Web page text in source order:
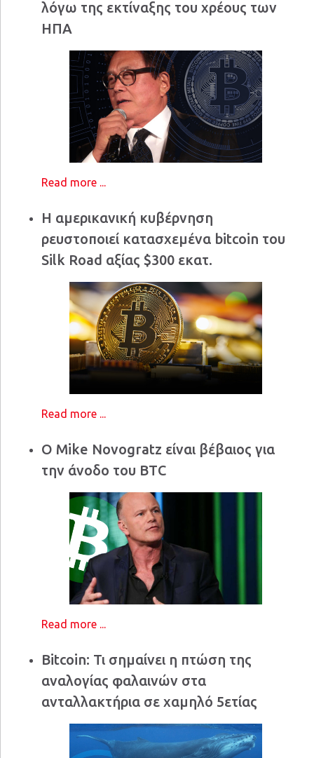
λόγω της εκτίναξης του χρέους των
ΗΠΑ
Read more ...
Η αμερικανική κυβέρνηση
ρευστοποιεί κατασχεμένα bitcoin του
Silk Road αξίας $300 εκατ.
Read more ...
Ο Mike Novogratz είναι βέβαιος για
την άνοδο του BTC
Read more ...
Bitcoin: Τι σημαίνει η πτώση της
αναλογίας φαλαινών στα
ανταλλακτήρια σε χαμηλό 5ετίας